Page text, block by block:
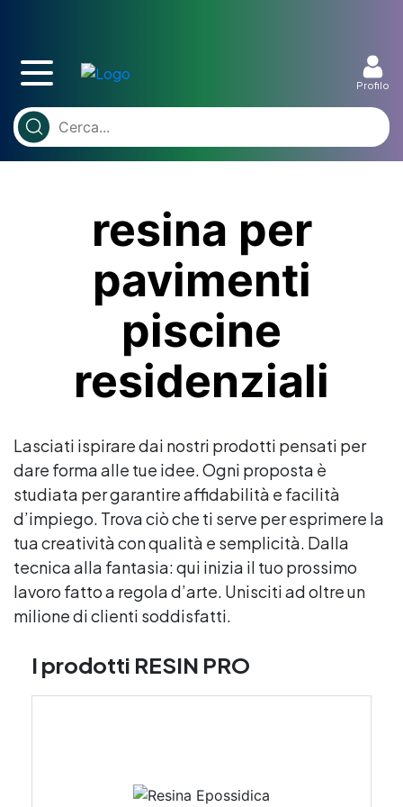
Profilo
resina per
pavimenti
piscine
residenziali
Lasciati ispirare dai nostri prodotti pensati per
dare forma alle tue idee. Ogni proposta è
studiata per garantire affidabilità e facilità
d’impiego. Trova ciò che ti serve per esprimere la
tua creatività con qualità e semplicità. Dalla
tecnica alla fantasia: qui inizia il tuo prossimo
lavoro fatto a regola d’arte. Unisciti ad oltre un
milione di clienti soddisfatti.
I prodotti RESIN PRO